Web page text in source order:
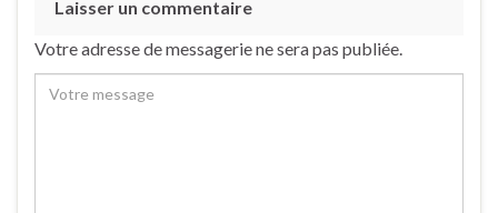
Laisser un commentaire
Votre adresse de messagerie ne sera pas publiée.